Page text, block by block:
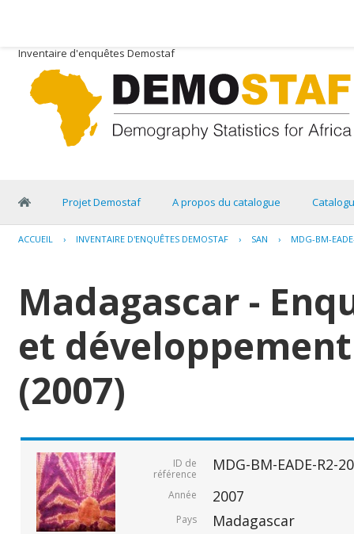
Inventaire d'enquêtes Demostaf
Projet Demostaf A propos du catalogue
ACCUEIL › INVENTAIRE D'ENQUÊTES DEMOSTAF › SAN › MDG-BM-
Madagascar -
et
(2007)
ID de
référence
MDG-BM-EADE-R2-
Année 2007
Pays Madagascar